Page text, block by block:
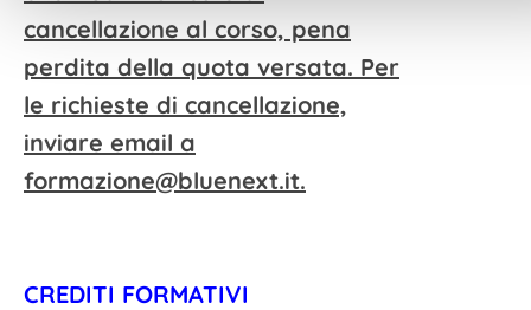
cancellazione al corso, pena
perdita della quota versata. Per
le richieste di cancellazione,
inviare email a
formazione@bluenext.it.
CREDITI FORMATIVI